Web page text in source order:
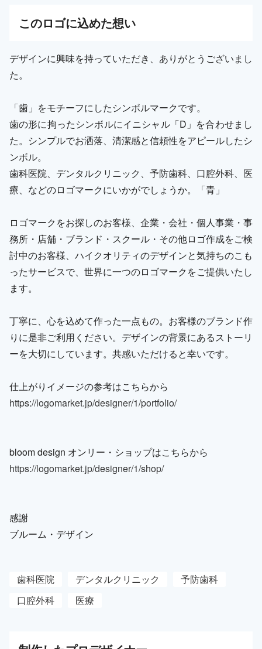
このロゴに込めた想い
デザインに興味を持っていただき、ありがとうございまし
た。
「歯」をモチーフにしたシンボルマークです。
歯の形に拘ったシンボルにイニシャル「D」を合わせまし
た。シンプルでお洒落、清潔感と信頼性をアピールしたシ
ンボル。
歯科医院、デンタルクリニック、予防歯科、口腔外科、医
療、などのロゴマークにいかがでしょうか。「青」
ロゴマークをお探しのお客様、企業・会社・個人事業・事
務所・店舗・ブランド・スクール・その他ロゴ作成をご検
討中のお客様、ハイクオリティのデザインと気持ちのこも
ったサービスで、世界に一つのロゴマークをご提供いたし
ます。
丁寧に、心を込めて作った一点もの。お客様のブランド作
りに是非ご利用ください。デザインの背景にあるストーリ
ーを大切にしています。共感いただけると幸いです。
仕上がりイメージの参考はこちらから
https://logomarket.jp/designer/1/portfolio/
bloom design オンリー・ショップはこちらから
https://logomarket.jp/designer/1/shop/
感謝
ブルーム・デザイン
歯科医院 デンタルクリニック
予防歯科
口腔外科
医療